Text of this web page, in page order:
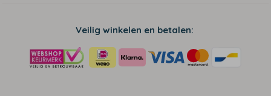
Veilig winkelen en betalen: